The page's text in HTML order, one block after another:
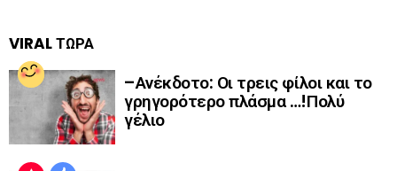
VIRAL ΤΩΡΑ
–Ανέκδοτο: Οι τρεις φίλοι και το
γρηγορότερο πλάσμα …!Πολύ
γέλιο